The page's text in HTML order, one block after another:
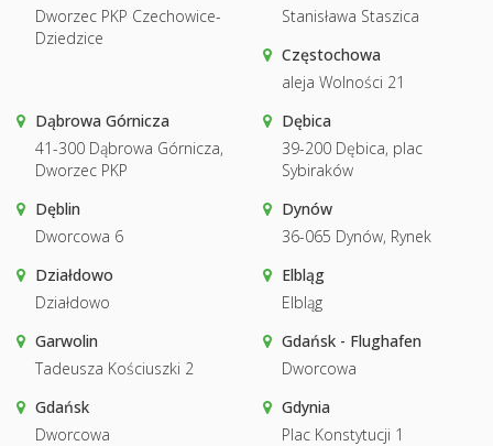
Dworzec PKP Czechowice-
Dziedzice
Stanisława Staszica
Częstochowa
aleja Wolności 21
Dąbrowa Górnicza
41-300 Dąbrowa Górnicza,
Dworzec PKP
Dębica
39-200 Dębica, plac
Sybiraków
Dęblin
Dworcowa 6
Dynów
36-065 Dynów, Rynek
Działdowo
Działdowo
Elbląg
Elbląg
Garwolin
Tadeusza Kościuszki 2
Gdańsk - Flughafen
Dworcowa
Gdańsk
Dworcowa
Gdynia
Plac Konstytucji 1